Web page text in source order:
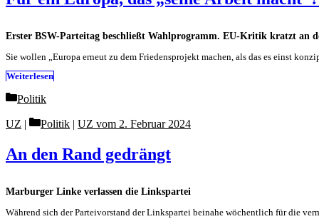
Erster BSW-Parteitag beschließt Wahlprogramm. EU-Kritik kratzt an
Sie wollen „Europa erneut zu dem Friedensprojekt machen, als das es einst
Weiterlesen
Categories
Politik
Marburger Linke verlassen die Linkspartei
An den Rand gedrängt
UZ Categories
Politik | UZ vom 2. Februar 2024
Während sich der Parteivorstand der Linkspartei beinahe wöchentlich für die